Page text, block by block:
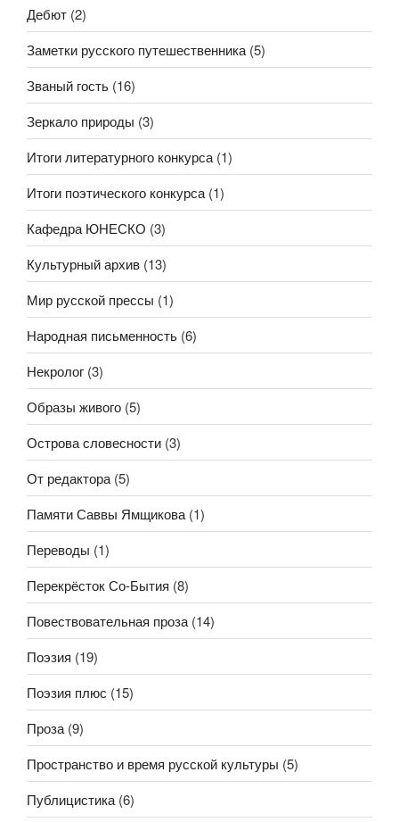
Дебют (2)
Заметки русского путешественника (5)
Званый гость (16)
Зеркало природы (3)
Итоги литературного конкурса (1)
Итоги поэтического конкурса (1)
Кафедра ЮНЕСКО (3)
Культурный архив (13)
Мир русской прессы (1)
Народная письменность (6)
Некролог (3)
Образы живого (5)
Острова словесности (3)
От редактора (5)
Памяти Саввы Ямщикова (1)
Переводы (1)
Перекрёсток Со-Бытия (8)
Повествовательная проза (14)
Поэзия (19)
Поэзия плюс (15)
Проза (9)
Пространство и время русской культуры (5)
Публицистика (6)